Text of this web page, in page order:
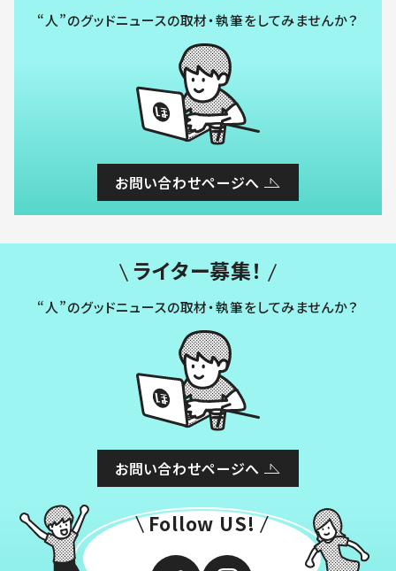
“人”のグッドニュースの取材・執筆をしてみませんか？
お問い合わせページへ
ライター募集！
“人”のグッドニュースの取材・執筆をしてみませんか？
お問い合わせページへ
Follow US!